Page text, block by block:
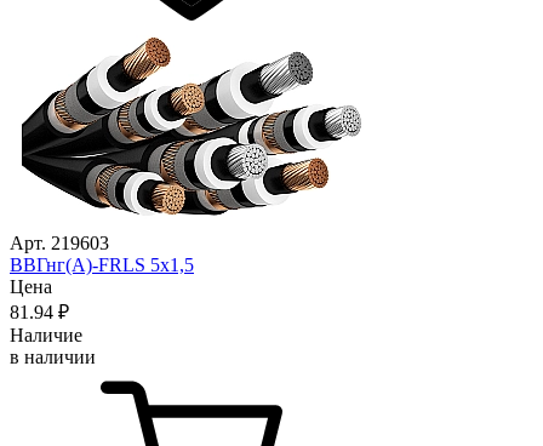
Арт. 219603
ВВГнг(А)-FRLS 5х1,5
Цена
81 .94 ₽
Наличие
в наличии